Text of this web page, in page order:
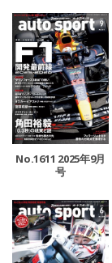
No.1611 2025年9月
号